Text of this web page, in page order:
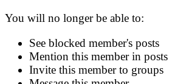
You will no longer be able to:
See blocked member's posts
Mention this member in posts
Invite this member to groups